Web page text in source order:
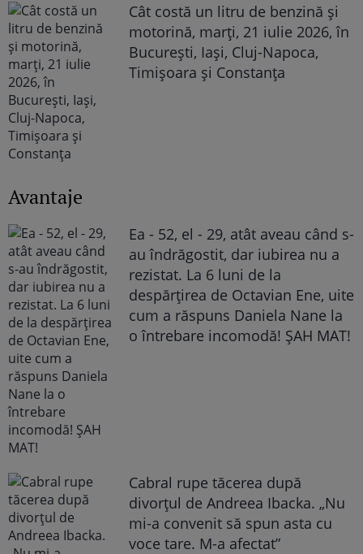
Cât costă un litru de benzină și
motorină, marți, 21 iulie 2026, în
București, Iași, Cluj-Napoca,
Timișoara și Constanța
Avantaje
Ea - 52, el - 29, atât aveau când s-
au îndrăgostit, dar iubirea nu a
rezistat. La 6 luni de la
despărțirea de Octavian Ene, uite
cum a răspuns Daniela Nane la
o întrebare incomodă! ȘAH MAT!
Cabral rupe tăcerea după
divorțul de Andreea Ibacka. „Nu
mi-a convenit să spun asta cu
voce tare. M-a afectat”